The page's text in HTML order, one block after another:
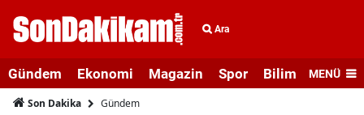
Ara
Gündem Ekonomi Magazin Spor Bilim veMENÜ
Son Dakika Gündem